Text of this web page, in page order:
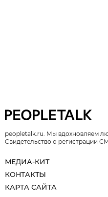
peopletalk.ru. Мы вдохновляем
Свидетельство о регистрации
МЕДИА-КИТ
КОНТАКТЫ
КАРТА САЙТА